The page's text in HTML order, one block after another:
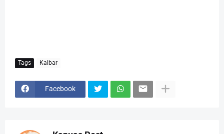
Tags Kalbar
Facebook